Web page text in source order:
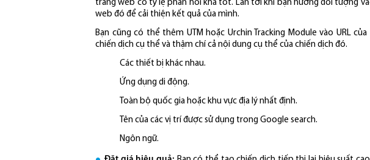
trang web có tỷ lệ phản hồi khá tốt. Lần tới khi bạn hướng đối tượng
web đó để cải thiện kết quả của mình.
Bạn cũng có thể thêm UTM hoặc Urchin Tracking Module vào URL
chiến dịch cụ thể và thậm chí cả nội dung cụ thể của chiến dịch đó.
Các thiết bị khác nhau.
Ứng dụng di động.
Toàn bộ quốc gia hoặc khu vực địa lý nhất định.
Tên của các vị trí được sử dụng trong Google search.
Ngôn ngữ.